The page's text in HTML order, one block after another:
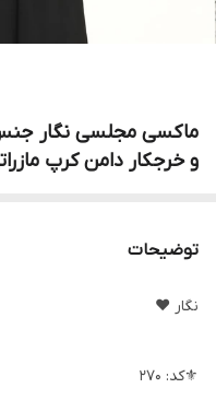
ماکسی مجلسی نگار جنس
و خرجکار دامن کرپ
توضیحات
نگار ♥️
⚜کد: 270